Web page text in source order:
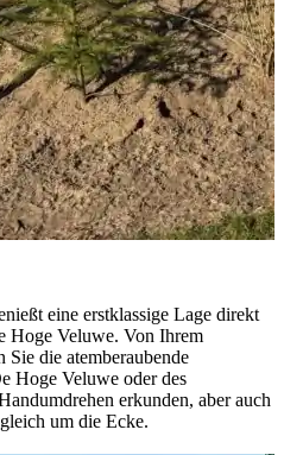
eine erstklassige Lage direkt
Hoge Veluwe. Von Ihrem
Sie die atemberaubende
Hoge Veluwe oder des
erkunden, aber auch
um die Ecke.